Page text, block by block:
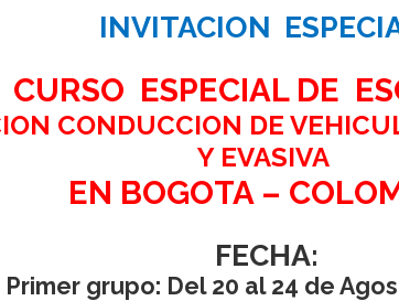
INVITACION
CURSO ESPECIAL DE
CONDUCCION DE
Y EVASIVA
EN BOGOTA –
FECHA:
Primer grupo: Del 20 al 24 de